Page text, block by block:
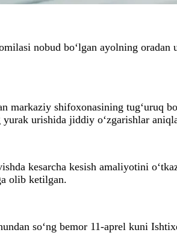
nobud bo‘lgan ayolning
shifoxonasining tug‘uruq
urishida jiddiy o‘zgarishlar
kesarcha kesish amaliyotini
olib ketilgan.
so‘ng bemor 11-aprel kuni